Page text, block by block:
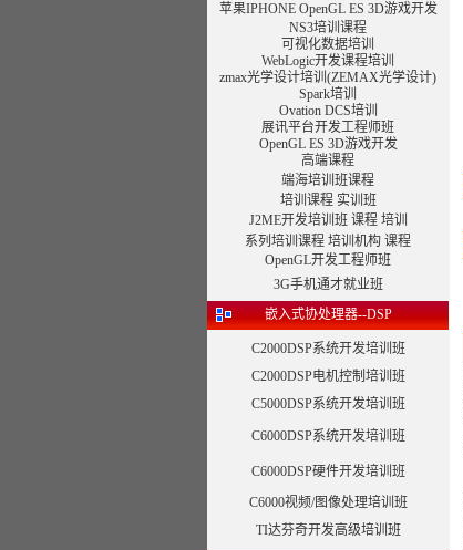
苹果IPHONE OpenGL ES 3D游戏开发
NS3培训课程
可视化数据培训
WebLogic开发课程培训
zmax光学设计培训 (ZEMAX光学设计)
Spark培训
Ovation DCS培训
展讯平台开发工程师班
OpenGL ES 3D游戏开发
高端课程
端海培训班课程
培训课程 实训班
J2ME开发培训班 课程 培训
系列培训课程 培训机构 课程
OpenGL开发工程师班
3G手机通才就业班
嵌入式协处理器--DSP
C2000DSP系统开发培训班
C2000DSP电机控制培训班
C5000DSP系统开发培训班
C6000DSP系统开发培训班
C6000DSP硬件开发培训班
C6000视频/图像处理培训班
TI达芬奇开发高级培训班